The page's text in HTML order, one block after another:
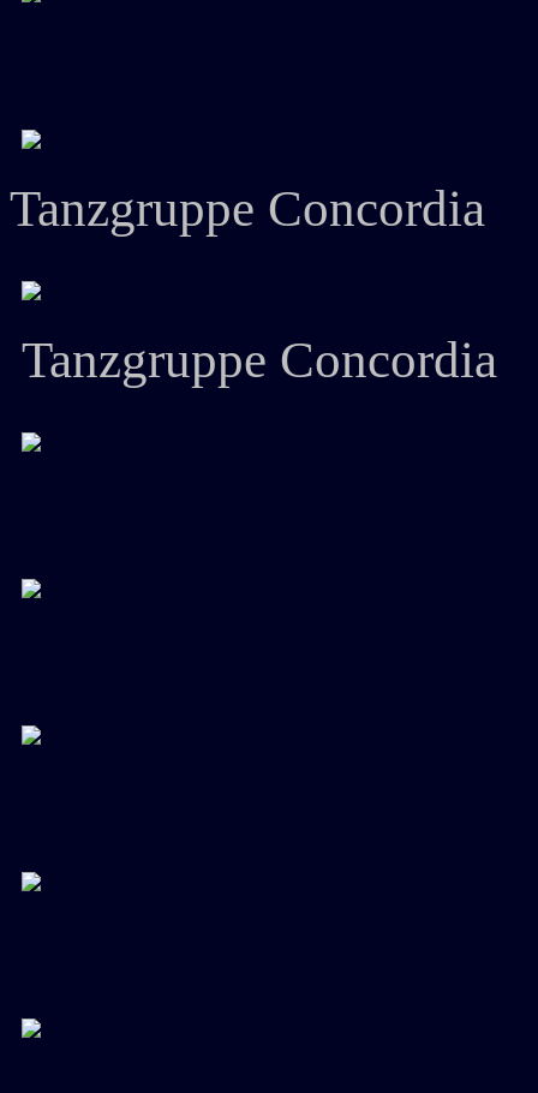
Tanzgruppe Concordia
Tanzgruppe Concordia